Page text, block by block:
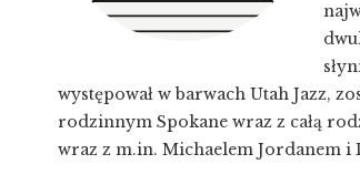
występował w barwach Utah Jazz,
rodzinnym Spokane wraz z całą
wraz z m.in. Michaelem Jordanem i